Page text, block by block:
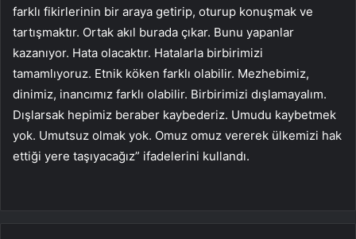
farklı fikirlerinin bir araya getirip, oturup konuşmak ve
tartışmaktır. Ortak akıl burada çıkar. Bunu yapanlar
kazanıyor. Hata olacaktır. Hatalarla birbirimizi
tamamlıyoruz. Etnik köken farklı olabilir. Mezhebimiz,
dinimiz, inancımız farklı olabilir. Birbirimizi dışlamayalım.
Dışlarsak hepimiz beraber kaybederiz. Umudu kaybetmek
yok. Umutsuz olmak yok. Omuz omuz vererek ülkemizi hak
ettiği yere taşıyacağız” ifadelerini kullandı.